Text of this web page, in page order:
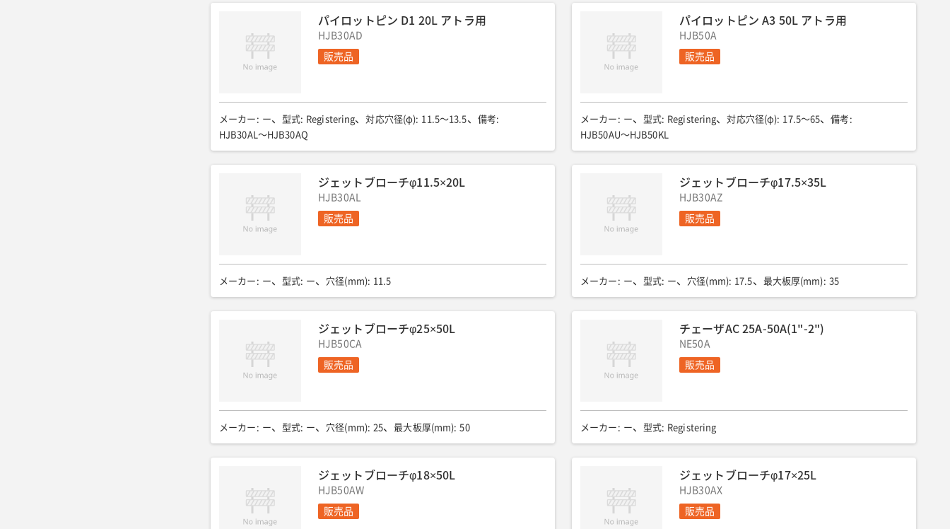
パイロットピン D1 20L アトラ用
HJB30AD
販売品
メーカー : ー 型式: Registering 対応穴径(φ): 11.5〜13.5 備考:
HJB30AL〜HJB30AQ
パイロットピン A3 50L アトラ用
HJB50A
販売品
メーカー : ー 型式: Registering 対応穴径(φ): 17.5〜65 備考 :
HJB50AU〜HJB50KL
ジェットブローチφ11.5×20L
HJB30AL
販売品
メーカー : ー 型式: ー 穴径(mm): 11.5
ジェットブローチφ17.5×35L
HJB30AZ
販売品
メーカー : ー 型式: ー 穴径(mm): 17.5 最大板厚(mm): 35
ジェットブローチφ25×50L
HJB50CA
販売品
メーカー : ー 型式: ー 穴径(mm): 25 最大板厚(mm): 50
チェーザAC 25A-50A(1"-2")
NE50A
販売品
メーカー : ー 型式: Registering
ジェットブローチφ18×50L
HJB50AW
販売品
ジェットブローチφ17×25L
HJB30AX
販売品